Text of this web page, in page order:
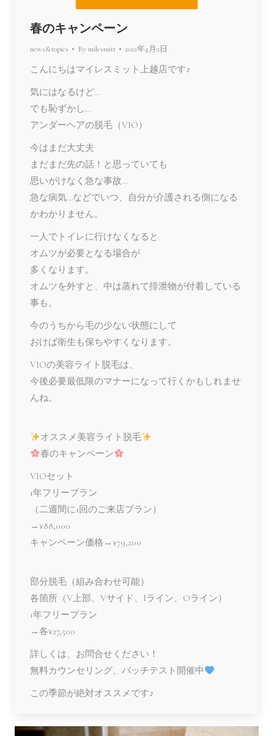
春のキャンペーン
news&topics By milesmitt 2022年4月2日
こんにちはマイレスミット上越店です♪
気にはなるけど…
でも恥ずかし…
アンダーヘアの脱毛（VIO）
今はまだ大丈夫
まだまだ先の話！と思っていても
思いがけなく急な事故…
急な病気…などでいつ、自分が介護される側になる
かわかりません。
一人でトイレに行けなくなると
オムツが必要となる場合が
多くなります。
オムツを外すと、中は蒸れて排泄物が付着している
事も。
今のうちから毛の少ない状態にして
おけば衛生も保ちやすくなります。
VIOの美容ライト脱毛は、
今後必要最低限のマナーになって行くかもしれませ
んね。
オススメ美容ライト脱毛
春のキャンペーン
VIOセット
1年フリープラン
（二週間に1回のご来店プラン）
→¥88,000
キャンペーン価格→¥79,200
部分脱毛（組み合わせ可能）
各箇所（V上部、Vサイド、Iライン、Oライン）
1年フリープラン
→各¥27,500
詳しくは、お問合せください！
無料カウンセリング、パッチテスト開催中
この季節が絶対オススメです♪